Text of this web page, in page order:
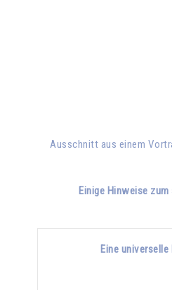
Ausschnitt aus einem
Einige Hinweise
Eine